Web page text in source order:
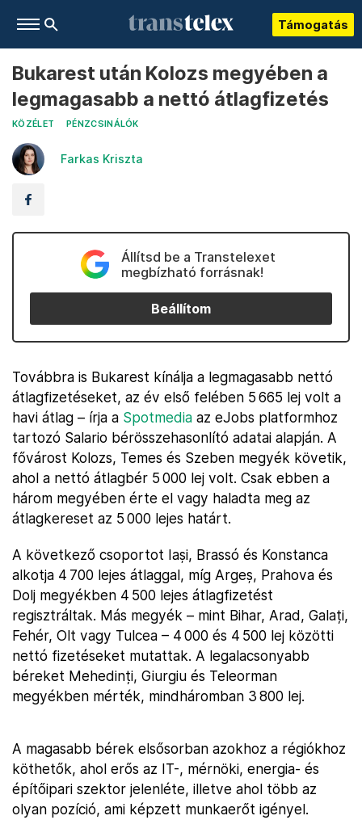
Támogatás
Bukarest után Kolozs megyében a
legmagasabb a nettó átlagfizetés
KÖZÉLET PÉNZCSINÁLÓK
Farkas Kriszta
Állítsd be a Transtelexet
megbízható forrásnak!
Beállítom
Továbbra is Bukarest kínálja a legmagasabb nettó
átlagfizetéseket, az év első felében 5 665 lej volt a
havi átlag – írja a Spotmedia az eJobs platformhoz
tartozó Salario bérösszehasonlító adatai alapján. A
fővárost Kolozs, Temes és Szeben megyék követik,
ahol a nettó átlagbér 5 000 lej volt. Csak ebben a
három megyében érte el vagy haladta meg az
átlagkereset az 5 000 lejes határt.
A következő csoportot Iași, Brassó és Konstanca
alkotja 4 700 lejes átlaggal, míg Argeș, Prahova és
Dolj megyékben 4 500 lejes átlagfizetést
regisztráltak. Más megyék – mint Bihar, Arad, Galați,
Fehér, Olt vagy Tulcea – 4 000 és 4 500 lej közötti
nettó fizetéseket mutattak. A legalacsonyabb
béreket Mehedinți, Giurgiu és Teleorman
megyékben mérték, mindháromban 3 800 lej.
A magasabb bérek elsősorban azokhoz a régiókhoz
köthetők, ahol erős az IT-, mérnöki, energia- és
építőipari szektor jelenléte, illetve ahol több az
olyan pozíció, ami képzett munkaerőt igényel.